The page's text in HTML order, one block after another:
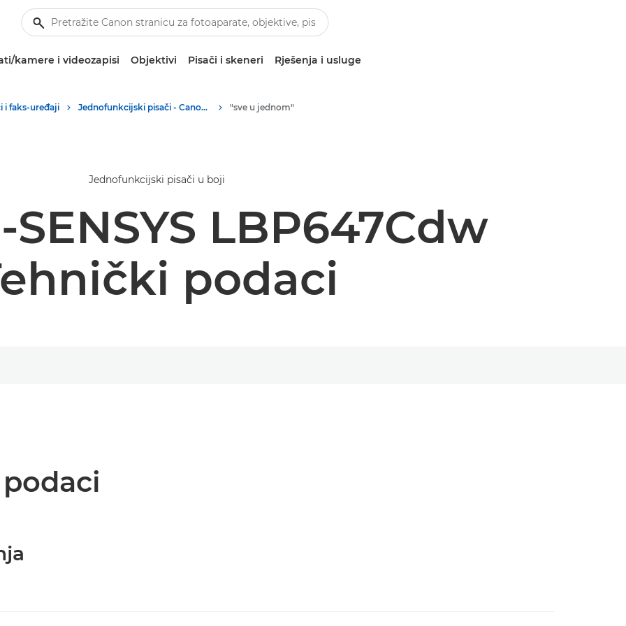
kamere i videozapisi Objektivi Pisači i skeneri Rješenja i usluge
i faks-uređaji Jednofunkcijski pisači - Canon Hrvatska "sve u jednom"
Jednofunkcijski pisači u boji
LBP647Cdw
podaci